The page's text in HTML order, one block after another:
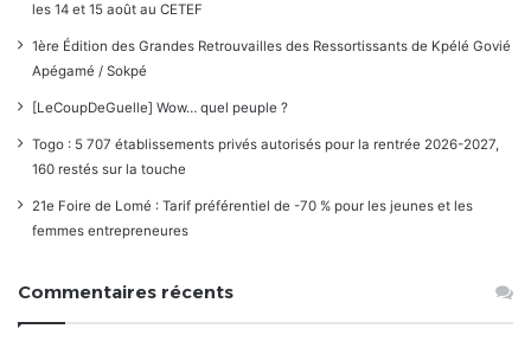
les 14 et 15 août au CETEF
1ère Édition des Grandes Retrouvailles des Ressortissants de Kpélé Govié
Apégamé / Sokpé
[LeCoupDeGuelle] Wow… quel peuple ?
Togo : 5 707 établissements privés autorisés pour la rentrée 2026-2027,
160 restés sur la touche
21e Foire de Lomé : Tarif préférentiel de -70 % pour les jeunes et les
femmes entrepreneures
Commentaires récents